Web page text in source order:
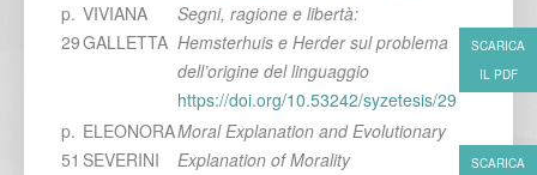
p.
29
VIVIANA
GALLETTA
Segni, ragione e libertà:
Hemsterhuis e Herder sul problema
dell’origine del linguaggio
https://doi.org/10.53242/syzetesis/29
SCARICA
IL PDF
p.
51
ELEONORA
SEVERINI
Moral Explanation and Evolutionary
Explanation of Morality
SCARICA